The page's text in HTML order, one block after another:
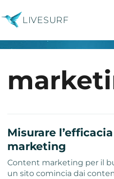
LIVESURF
Misurare
marketing
Content marketing per il
un sito comincia dai